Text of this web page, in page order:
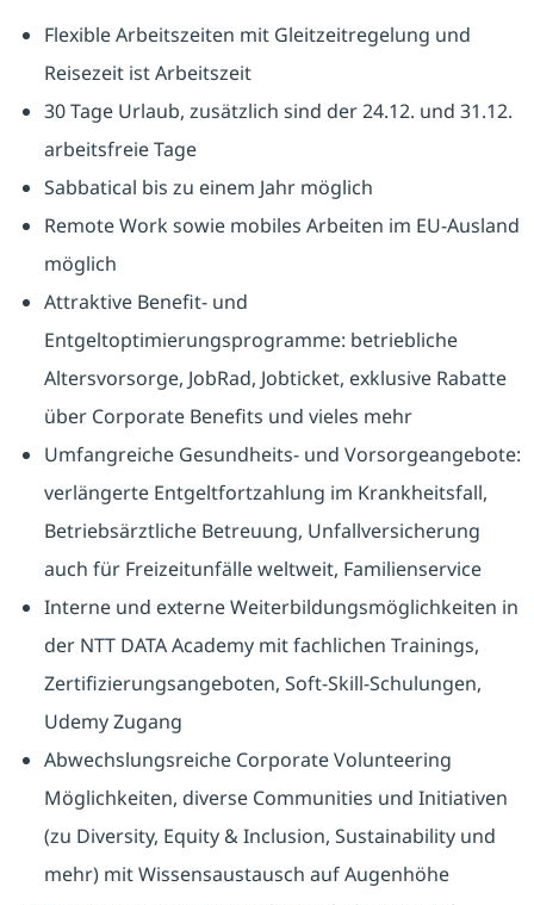
Flexible Arbeitszeiten mit Gleitzeitregelung und
Reisezeit ist Arbeitszeit
30 Tage Urlaub, zusätzlich sind der 24.12. und 31.12.
arbeitsfreie Tage
Sabbatical bis zu einem Jahr möglich
Remote Work sowie mobiles Arbeiten im EU-Ausland
möglich
Attraktive Benefit- und
Entgeltoptimierungsprogramme: betriebliche
Altersvorsorge, JobRad, Jobticket, exklusive Rabatte
über Corporate Benefits und vieles mehr
Umfangreiche Gesundheits- und Vorsorgeangebote:
verlängerte Entgeltfortzahlung im Krankheitsfall,
Betriebsärztliche Betreuung, Unfallversicherung
auch für Freizeitunfälle weltweit, Familienservice
Interne und externe Weiterbildungsmöglichkeiten in
der NTT DATA Academy mit fachlichen Trainings,
Zertifizierungsangeboten, Soft-Skill-Schulungen,
Udemy Zugang
Abwechslungsreiche Corporate Volunteering
Möglichkeiten, diverse Communities und Initiativen
(zu Diversity, Equity & Inclusion, Sustainability und
mehr) mit Wissensaustausch auf Augenhöhe